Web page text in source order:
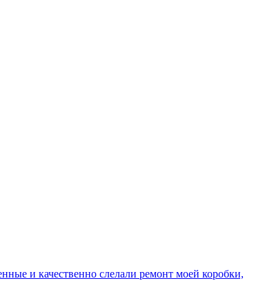
и качественно слелали ремонт моей коробки,